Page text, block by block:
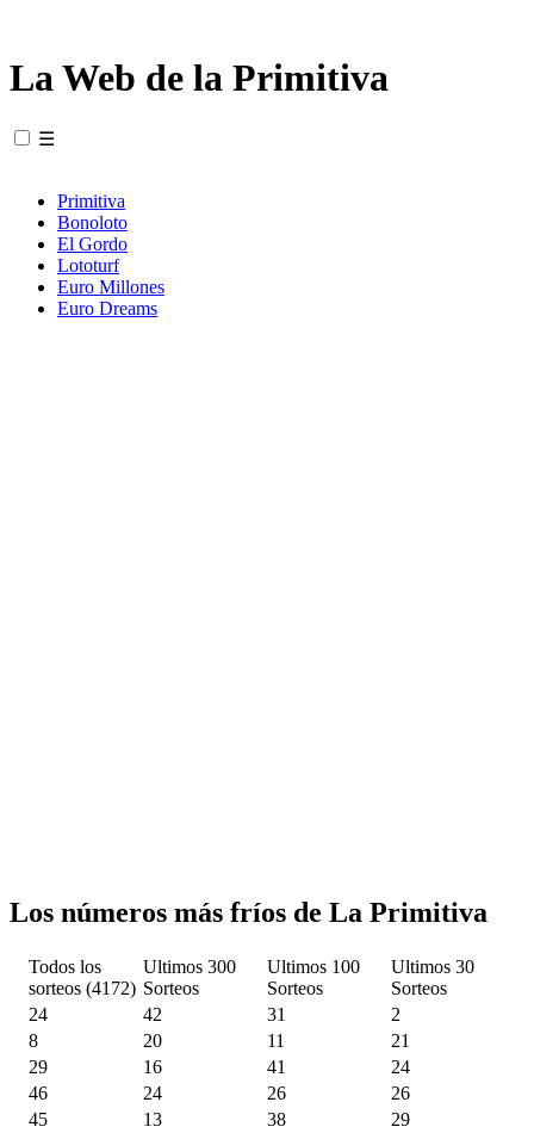
La Web de la Primitiva
☰
Primitiva
Bonoloto
El Gordo
Lototurf
Euro Millones
Euro Dreams
Los números más fríos de La Primitiva
Todos los
sorteos (4172)
Ultimos 300
Sorteos
Ultimos 100
Sorteos
Ultimos 30
Sorteos
24
42 31
2
8
20 11
21
29
16 41
24
46
24 26
26
45
13 38
29